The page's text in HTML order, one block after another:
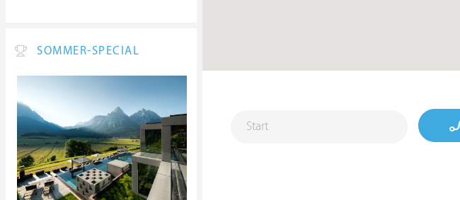
SOMMER-SPECIAL